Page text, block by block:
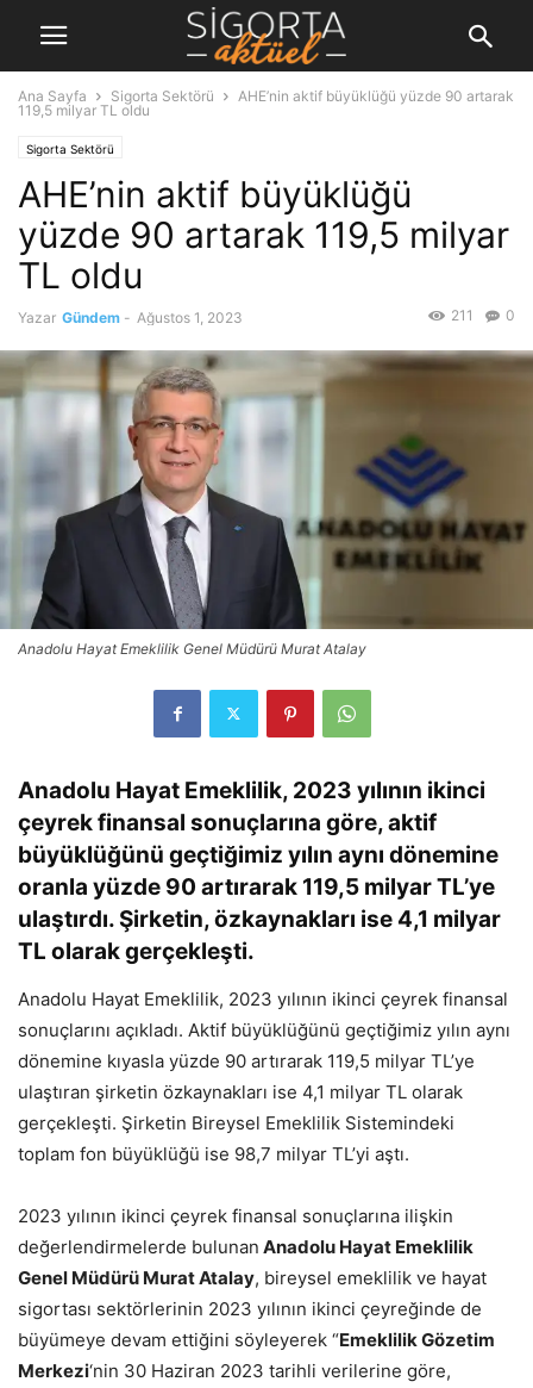
Ana Sayfa Sigorta Sektörü
AHE’nin aktif büyüklüğü yüzde 90 artarak
119,5 milyar TL oldu
Sigorta Sektörü
AHE’nin aktif büyüklüğü
yüzde 90 artarak 119,5 milyar
TL oldu
Yazar Gündem - Ağustos 1, 2023 0
211
Anadolu Hayat Emeklilik Genel Müdürü Murat Atalay
Anadolu Hayat Emeklilik, 2023 yılının ikinci
çeyrek finansal sonuçlarına göre, aktif
büyüklüğünü geçtiğimiz yılın aynı dönemine
oranla yüzde 90 artırarak 119,5 milyar TL’ye
ulaştırdı. Şirketin, özkaynakları ise 4,1 milyar
TL olarak gerçekleşti.
Anadolu Hayat Emeklilik, 2023 yılının ikinci çeyrek finansal
sonuçlarını açıkladı. Aktif büyüklüğünü geçtiğimiz yılın aynı
dönemine kıyasla yüzde 90 artırarak 119,5 milyar TL’ye
ulaştıran şirketin özkaynakları ise 4,1 milyar TL olarak
gerçekleşti. Şirketin Bireysel Emeklilik Sistemindeki
toplam fon büyüklüğü ise 98,7 milyar TL’yi aştı.
2023 yılının ikinci çeyrek finansal sonuçlarına ilişkin
değerlendirmelerde bulunan Anadolu Hayat Emeklilik
Genel Müdürü Murat Atalay, bireysel emeklilik ve hayat
sigortası sektörlerinin 2023 yılının ikinci çeyreğinde de
büyümeye devam ettiğini söyleyerek “Emeklilik Gözetim
Merkezi‘nin 30 Haziran 2023 tarihli verilerine göre,